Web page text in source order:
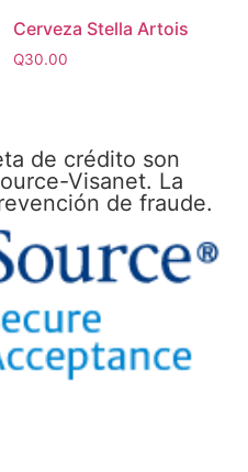
Cerveza Stella Artois
Q30.00
de crédito son
Visanet. La
de fraude.